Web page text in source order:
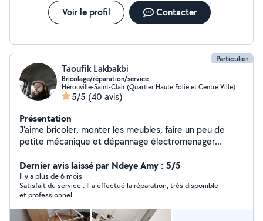
Voir le profil Contacter
Particulier
Taoufik Lakbakbi
Bricolage/réparation/service
Hérouville-Saint-Clair (Quartier Haute Folie et Centre Ville)
5/5 (40 avis)
Présentation
J'aime bricoler, monter les meubles, faire un peu de
petite mécanique et dépannage électromenager...
Dernier avis laissé par Ndeye Amy : 5/5
Il y a plus de 6 mois
Satisfait du service . Il a effectué la réparation, très disponible
et professionnel